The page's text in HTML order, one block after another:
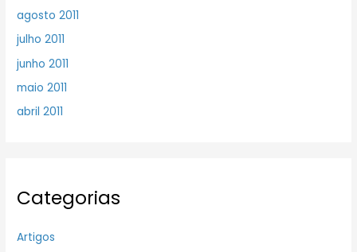
agosto 2011
julho 2011
junho 2011
maio 2011
abril 2011
Categorias
Artigos